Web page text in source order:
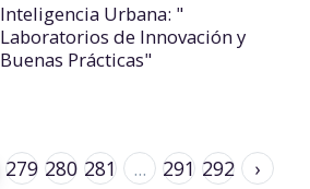
Inteligencia Urbana: "
Laboratorios de Innovación y
Buenas Prácticas"
279 280 281 ... 291 292 ›